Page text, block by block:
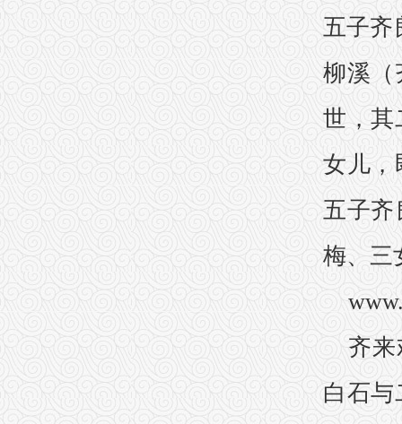
五子齐
柳溪（
世，其
女儿，
五子齐
梅、三
齐来
白石与